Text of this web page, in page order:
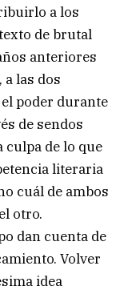
a los
de brutal
anteriores
las dos
poder durante
de sendos
culpa de lo que
literaria
cuál de ambos
otro.
dan cuenta de
Volver
idea